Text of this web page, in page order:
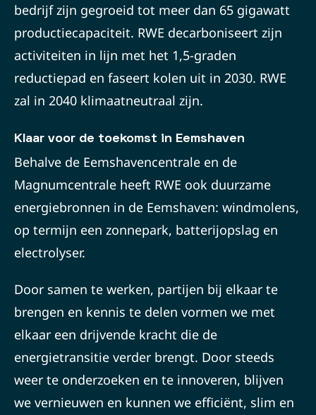
bedrijf zijn gegroeid tot meer dan 65 gigawatt
productiecapaciteit. RWE decarboniseert zijn
activiteiten in lijn met het 1,5-graden
reductiepad en faseert kolen uit in 2030. RWE
zal in 2040 klimaatneutraal zijn.
Klaar voor de toekomst in Eemshaven
Behalve de Eemshavencentrale en de
Magnumcentrale heeft RWE ook duurzame
energiebronnen in de Eemshaven: windmolens,
op termijn een zonnepark, batterijopslag en
electrolyser.
Door samen te werken, partijen bij elkaar te
brengen en kennis te delen vormen we met
elkaar een drijvende kracht die de
energietransitie verder brengt. Door steeds
weer te onderzoeken en te innoveren, blijven
we vernieuwen en kunnen we efficiënt, slim en